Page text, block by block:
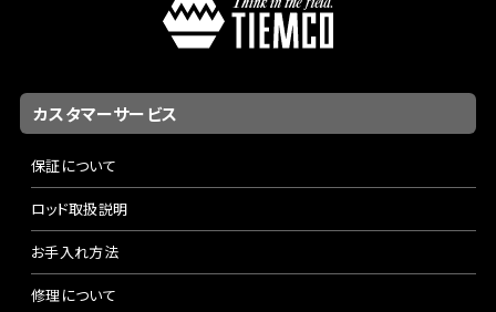
カスタマーサービス
保証について
ロッド取扱説明
お手入れ方法
修理について